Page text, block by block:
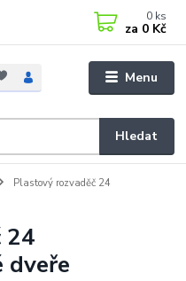
Menu
Hledat
0 ks
za 0 Kč
Plastový rozvaděč 24
24
dveře